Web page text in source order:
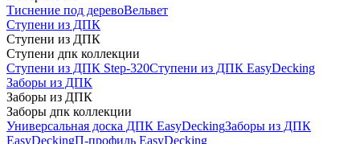
Тиснение под деревоВельвет
Ступени из ДПК
Ступени из ДПК
Ступени дпк коллекции
Ступени из ДПК Step-320Ступени из ДПК EasyDecking
Заборы из ДПК
Заборы из ДПК
Заборы дпк коллекции
Универсальная доска ДПК EasyDeckingЗаборы из ДПК
EasyDeckingП-профиль EasyDecking